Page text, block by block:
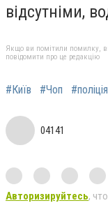
відсутніми,
Якщо ви помітили помилку,
повідомити про це редакцію
#Київ #Чоп #поліція
04141
Авторизируйтесь,